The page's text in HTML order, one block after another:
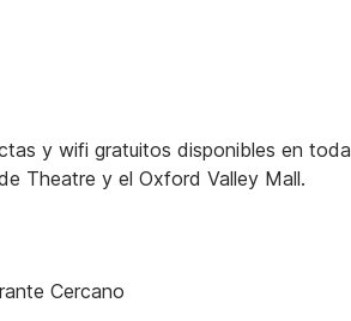
y wifi gratuitos disponibles en
Theatre y el Oxford Valley Mall.
Cercano